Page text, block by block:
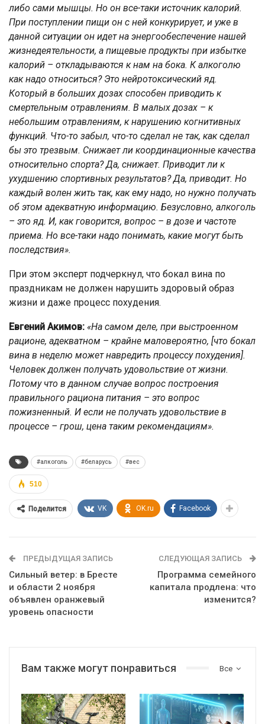
либо сами мышцы. Но он все-таки источник калорий.
При поступлении пищи он с ней конкурирует, и уже в
данной ситуации он идет на энергообеспечение нашей
жизнедеятельности, а пищевые продукты при избытке
калорий – откладываются к нам на бока. К алкоголю
как надо относиться? Это нейротоксический яд.
Который в больших дозах способен приводить к
смертельным отравлениям. В малых дозах – к
небольшим отравлениям, к нарушению когнитивных
функций. Что-то забыл, что-то сделал не так, как сделал
бы это трезвым. Снижает ли координационные качества
относительно спорта? Да, снижает. Приводит ли к
ухудшению спортивных результатов? Да, приводит. Но
каждый волен жить так, как ему надо, но нужно получать
об этом адекватную информацию. Безусловно, алкоголь
– это яд. И, как говорится, вопрос – в дозе и частоте
приема. Но все-таки надо понимать, какие могут быть
последствия».
При этом эксперт подчеркнул, что бокал вина по
праздникам не должен нарушить здоровый образ
жизни и даже процесс похудения.
Евгений Акимов: «На самом деле, при выстроенном
рационе, адекватном – крайне маловероятно, [что бокал
вина в неделю может навредить процессу похудения].
Человек должен получать удовольствие от жизни.
Потому что в данном случае вопрос построения
правильного рациона питания – это вопрос
пожизненный. И если не получать удовольствие в
процессе – грош, цена таким рекомендациям».
#алкоголь #беларусь #вес
510
Поделится VK OK.ru Facebook
ПРЕДЫДУЩАЯ ЗАПИСЬ
Сильный ветер: в Бресте
и области 2 ноября
объявлен оранжевый
уровень опасности
СЛЕДУЮЩАЯ ЗАПИСЬ
Программа семейного
капитала продлена: что
изменится?
Все
Вам также могут понравиться